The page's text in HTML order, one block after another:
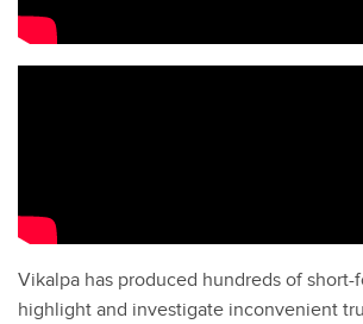
Vikalpa has produced hundreds of short-
highlight and investigate inconvenient